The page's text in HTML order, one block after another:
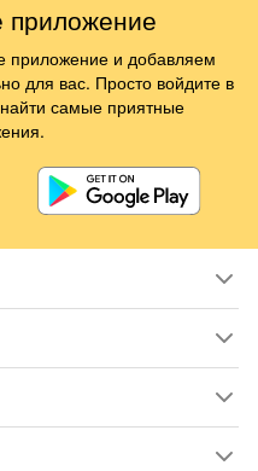
приложение
и добавляем
для вас. Просто войдите в
найти самые приятные